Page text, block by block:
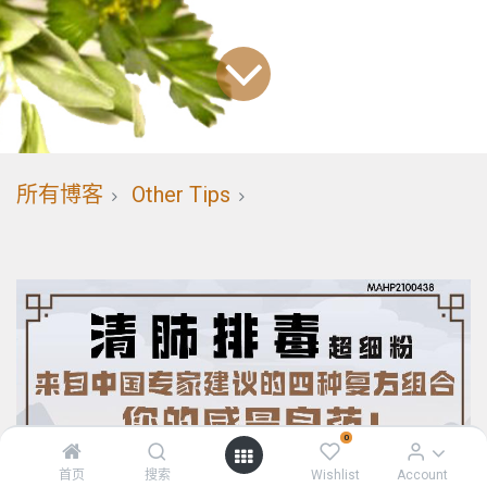
首页 搜索
0
Wishlist Account
所有博客 Other Tips